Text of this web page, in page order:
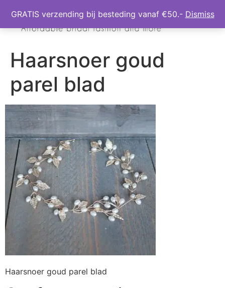
Haarsnoer goud
parel blad
Haarsnoer goud parel blad
GRATIS verzending bij besteding vanaf €50.- Dismiss